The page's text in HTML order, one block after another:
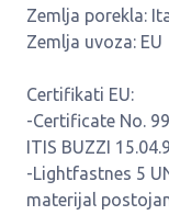
Zemlja porekla:
Zemlja uvoza: EU
Certifikati EU:
-Certificate No.
ITIS BUZZI
-Lightfastnes 5
materijal